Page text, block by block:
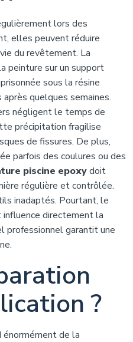
lors des
elles peuvent réduire
du revêtement. La
peinture sur un support
sous la résine
quelques semaines.
négligent le temps de
précipitation fragilise
de fissures. De plus,
parfois des coulures ou des
piscine epoxydoit
régulière et contrôlée.
inadaptés. Pourtant, le
directement la
professionnel garantit une
?
énormément de la